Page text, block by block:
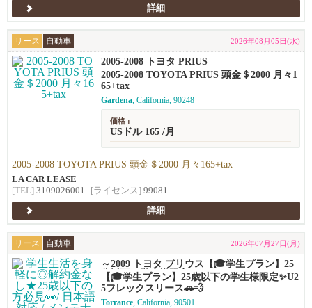
詳細
リース 自動車 2026年08月05日(水)
2005-2008 トヨタ PRIUS
2005-2008 TOYOTA PRIUS 頭金＄2000 月々1
65+tax
Gardena, California, 90248
価格 :
USドル 165 /月
2005-2008 TOYOTA PRIUS 頭金＄2000 月々165+tax
LA CAR LEASE
[TEL] 3109026001 [ライセンス] 99081
詳細
リース 自動車 2026年07月27日(月)
～2009 トヨタ プリウス【🎓学生プラン】25
歳以下の学生様限定✨U25フレックスリース
🚗💨
【🎓学生プラン】25歳以下の学生様限定✨U2
5フレックスリース🚗💨
Torrance, California, 90501